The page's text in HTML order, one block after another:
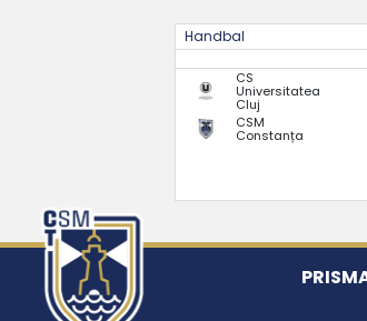
Handbal
CS
Universitatea
Cluj
CSM
Constanța